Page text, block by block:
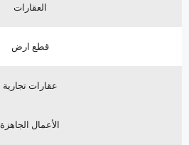
العقارات
قطع ارض
عقارات تجارية
الأعمال الجاهزة